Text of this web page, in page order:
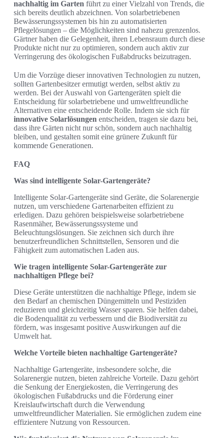
nachhaltig im Garten führt zu einer Vielzahl von Trends, die
sich bereits deutlich abzeichnen. Von solarbetriebenen
Bewässerungssystemen bis hin zu automatisierten
Pflegelösungen – die Möglichkeiten sind nahezu grenzenlos.
Gärtner haben die Gelegenheit, ihren Lebensraum durch diese
Produkte nicht nur zu optimieren, sondern auch aktiv zur
Verringerung des ökologischen Fußabdrucks beizutragen.
Um die Vorzüge dieser innovativen Technologien zu nutzen,
sollten Gartenbesitzer ermutigt werden, selbst aktiv zu
werden. Bei der Auswahl von Gartengeräten spielt die
Entscheidung für solarbetriebene und umweltfreundliche
Alternativen eine entscheidende Rolle. Indem sie sich für
innovative Solarlösungen entscheiden, tragen sie dazu bei,
dass ihre Gärten nicht nur schön, sondern auch nachhaltig
bleiben, und gestalten somit eine grünere Zukunft für
kommende Generationen.
FAQ
Was sind intelligente Solar-Gartengeräte?
Intelligente Solar-Gartengeräte sind Geräte, die Solarenergie
nutzen, um verschiedene Gartenarbeiten effizient zu
erledigen. Dazu gehören beispielsweise solarbetriebene
Rasenmäher, Bewässerungssysteme und
Beleuchtungslösungen. Sie zeichnen sich durch ihre
benutzerfreundlichen Schnittstellen, Sensoren und die
Fähigkeit zum automatischen Laden aus.
Wie tragen intelligente Solar-Gartengeräte zur
nachhaltigen Pflege bei?
Diese Geräte unterstützen die nachhaltige Pflege, indem sie
den Bedarf an chemischen Düngemitteln und Pestiziden
reduzieren und gleichzeitig Wasser sparen. Sie helfen dabei,
die Bodenqualität zu verbessern und die Biodiversität zu
fördern, was insgesamt positive Auswirkungen auf die
Umwelt hat.
Welche Vorteile bieten nachhaltige Gartengeräte?
Nachhaltige Gartengeräte, insbesondere solche, die
Solarenergie nutzen, bieten zahlreiche Vorteile. Dazu gehört
die Senkung der Energiekosten, die Verringerung des
ökologischen Fußabdrucks und die Förderung einer
Kreislaufwirtschaft durch die Verwendung
umweltfreundlicher Materialien. Sie ermöglichen zudem eine
effizientere Nutzung von Ressourcen.